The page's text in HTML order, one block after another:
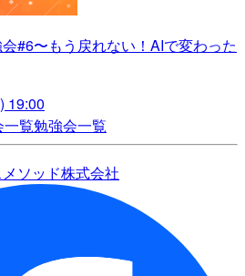
#6〜もう戻れない！AIで変わった
19:00
覧勉強会一覧
ソッド株式会社